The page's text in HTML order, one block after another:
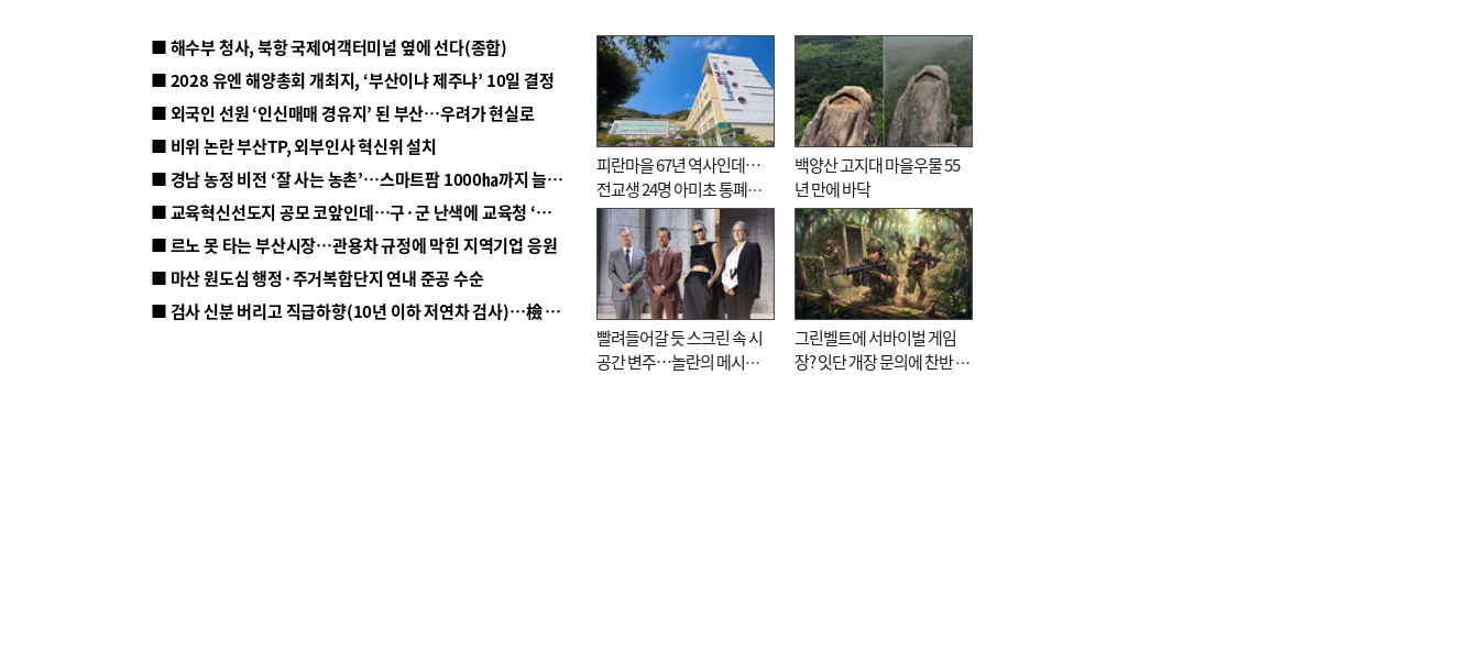
■ 해수부 청사, 북항 국제여객터미널 옆에 선다(종합)
■ 2028 유엔 해양총회 개최지, ‘부산이냐 제주냐’ 10일 결정
■ 외국인 선원 ‘인신매매 경유지’ 된 부산…우려가 현실로
■ 비위 논란 부산TP, 외부인사 혁신위 설치
■ 경남 농정 비전 ‘잘 사는 농촌’…스마트팜 1000㏊까지 늘린다
■ 교육혁신선도지 공모 코앞인데…구·군 난색에 교육청 ‘쩔쩔’
■ 르노 못 타는 부산시장…관용차 규정에 막힌 지역기업 응원
■ 마산 원도심 행정·주거복합단지 연내 준공 수순
■ 검사 신분 버리고 직급하향(10년 이하 저연차 검사)…檢 중수청행 기피
피란마을 67년 역사인데…
전교생 24명 아미초 통폐합
기로
백양산 고지대 마을우물 55
년 만에 바닥
빨려들어갈 듯 스크린 속 시
공간 변주…놀란의 메시지
그린벨트에 서바이벌 게임
장? 잇단 개장 문의에 찬반 논